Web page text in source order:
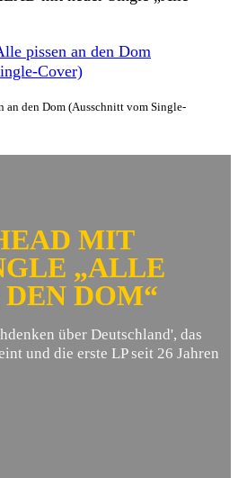
an den Dom (Ausschnitt vom Single-
MIT
„ALLE
DOM“
über Deutschland', das
und die erste LP seit 26 Jahren